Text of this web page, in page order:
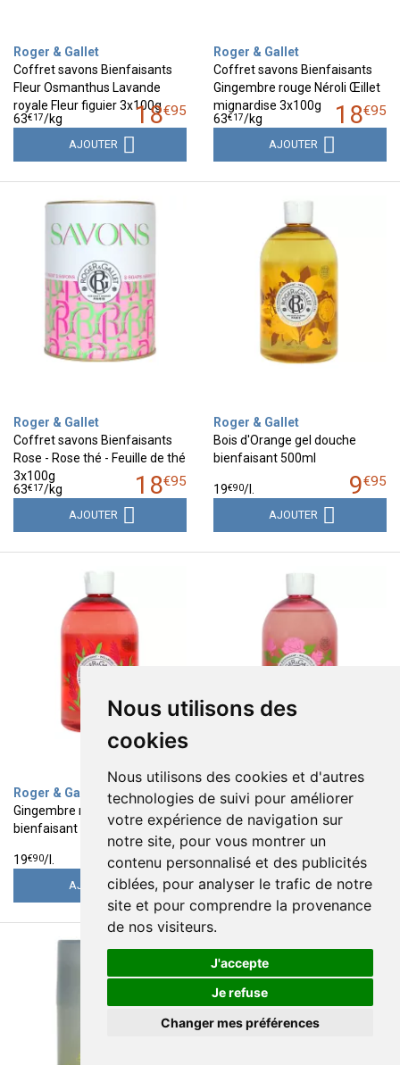
Nous utilisons des
cookies
Nous utilisons des cookies et d'autres
technologies de suivi pour améliorer
votre expérience de navigation sur
notre site, pour vous montrer un
contenu personnalisé et des publicités
ciblées, pour analyser le trafic de notre
site et pour comprendre la provenance
de nos visiteurs.
J'accepte
Je refuse
Changer mes préférences
Roger & Gallet
Coffret savons Bienfaisants
Fleur Osmanthus Lavande
royale Fleur figuier 3x100g
18€95
63€17/kg
AJOUTER
Roger & Gallet
Coffret savons Bienfaisants
Gingembre rouge Néroli Œillet
mignardise 3x100g
18€95
63€17/kg
AJOUTER
Roger & Gallet
Coffret savons Bienfaisants
Rose - Rose thé - Feuille de thé
3x100g
18€95
63€17/kg
AJOUTER
Roger & Gallet
Bois d'Orange gel douche
bienfaisant 500ml
9€95
19€90/
AJOUTER
Roger & Gallet
Gingembre rouge gel douche
bienfaisant 500ml
9€95
19€90/
AJOUTER
Roger & Gallet
Gel douche Bienfaisant Rose
500ml
9
19€90/l.
AJOUTER